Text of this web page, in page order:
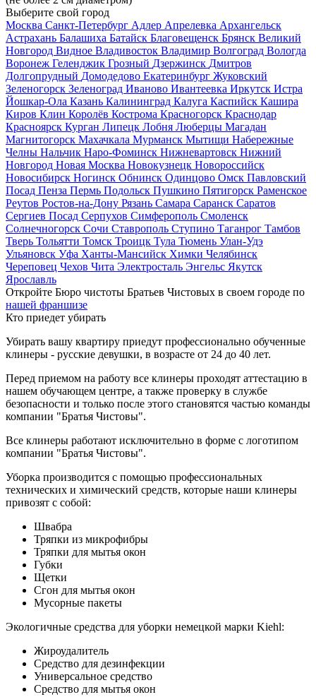
Выберите свой город
Москва Санкт-Петербург Адлер Апрелевка Архангельск
Астрахань Балашиха Батайск Благовещенск Брянск Великий
Новгород Видное Владивосток Владимир Волгоград Вологда
Воронеж Геленджик Грозный Дзержинск Дмитров
Долгопрудный Домодедово Екатеринбург Жуковский
Зеленогорск Зеленоград Иваново Ивантеевка Иркутск Истра
Йошкар-Ола Казань Калининград Калуга Каспийск Кашира
Киров Клин Королёв Кострома Красногорск Краснодар
Красноярск Курган Липецк Лобня Люберцы Магадан
Магнитогорск Махачкала Мурманск Мытищи Набережные
Челны Нальчик Наро-Фоминск Нижневартовск Нижний
Новгород Новая Москва Новокузнецк Новороссийск
Новосибирск Ногинск Обнинск Одинцово Омск Павловский
Посад Пенза Пермь Подольск Пушкино Пятигорск Раменское
Реутов Ростов-на-Дону Рязань Самара Саранск Саратов
Сергиев Посад Серпухов Симферополь Смоленск
Солнечногорск Сочи Ставрополь Ступино Таганрог Тамбов
Тверь Тольятти Томск Троицк Тула Тюмень Улан-Удэ
Ульяновск Уфа Ханты-Мансийск Химки Челябинск
Череповец Чехов Чита Электросталь Энгельс Якутск
Ярославль
Откройте Бюро чистоты Братьев Чистовых в своем городе по
нашей франшизе
Кто приедет убирать
Убирать вашу квартиру приедут профессионально обученные
клинеры - русские девушки, в возрасте от 24 до 40 лет.
Перед приемом на работу все клинеры проходят аттестацию в
нашем обучающем центре, а также проверку в службе
безопасности и только после этого становятся частью команды
компании "Братья Чистовы".
Все клинеры работают исключительно в форме с логотипом
компании "Братья Чистовы".
Уборка производится с помощью профессиональных
технических и химический средств, которые наши клинеры
привозят с собой:
Швабра
Тряпки из микрофибры
Тряпки для мытья окон
Губки
Щетки
Сгон для мытья окон
Мусорные пакеты
Экологичные средства для уборки немецкой марки Kiehl:
Жироудалитель
Средство для дезинфекции
Универсальное средство
Средство для мытья окон